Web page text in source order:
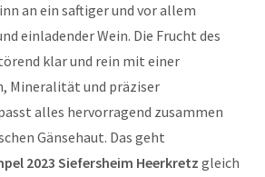
an ein saftiger und vor allem
einladender Wein. Die Frucht des
klar und rein mit einer
Mineralität und präziser
alles hervorragend zusammen
Gänsehaut. Das geht
2023 Siefersheim Heerkretz gleich